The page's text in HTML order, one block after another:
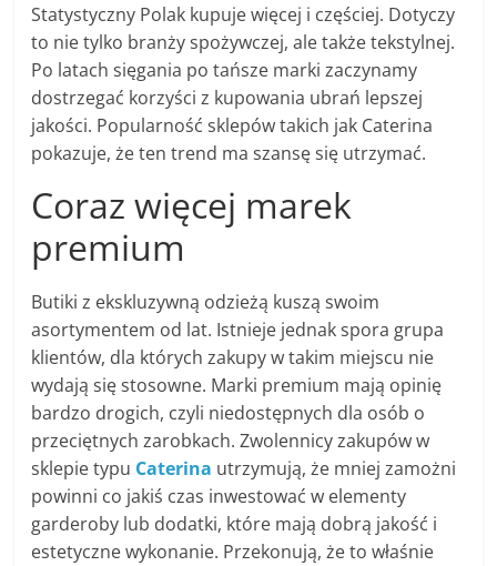
wskazówki
poradniki
na
każdy
Statystyczny Polak kupuje więcej i częściej. Dotyczy
to nie tylko branży spożywczej, ale także tekstylnej.
Po latach sięgania po tańsze marki zaczynamy
dostrzegać korzyści z kupowania ubrań lepszej
jakości. Popularność sklepów takich jak Caterina
pokazuje, że ten trend ma szansę się utrzymać.
Coraz więcej marek
premium
Butiki z ekskluzywną odzieżą kuszą swoim
asortymentem od lat. Istnieje jednak spora grupa
klientów, dla których zakupy w takim miejscu nie
wydają się stosowne. Marki premium mają opinię
bardzo drogich, czyli niedostępnych dla osób o
przeciętnych zarobkach. Zwolennicy zakupów w
sklepie typu Caterina utrzymują, że mniej zamożni
powinni co jakiś czas inwestować w elementy
garderoby lub dodatki, które mają dobrą jakość i
estetyczne wykonanie. Przekonują, że to właśnie